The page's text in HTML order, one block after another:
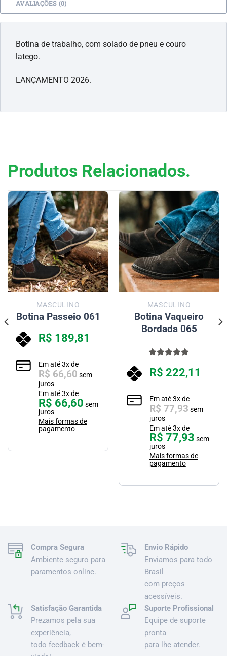
AVALIAÇÕES (0)
Botina de trabalho, com solado de pneu e couro
latego.
LANÇAMENTO 2026.
Produtos Relacionados.
MASCULINO
Botina Passeio 061
R$ 189,81
Em até3x de
R$ 66,60 sem
juros
Em até3x de
R$ 66,60 sem
juros
Mais formas de
pagamento
MASCULINO
Botina Vaqueiro
Bordada 065
5.00 de 5
R$ 222,11
Em até3x de
R$ 77,93 sem
juros
Em até3x de
R$ 77,93 sem
juros
Mais formas de
pagamento
Compra Segura
Ambiente seguro para
paramentos online.
Envio Rápido
Enviamos para todo
Brasil
com preços
acessíveis.
Satisfação Garantida
Prezamos pela sua
experiência,
todo feedback é bem-
Suporte Profissional
Equipe de suporte
pronta
para lhe atender.